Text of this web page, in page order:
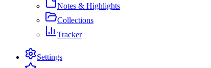
Notes & Highlights
Collections
Tracker
Settings